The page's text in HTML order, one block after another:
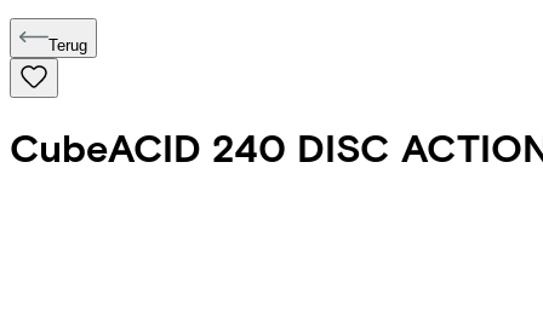
Terug
CubeACID 240 DISC